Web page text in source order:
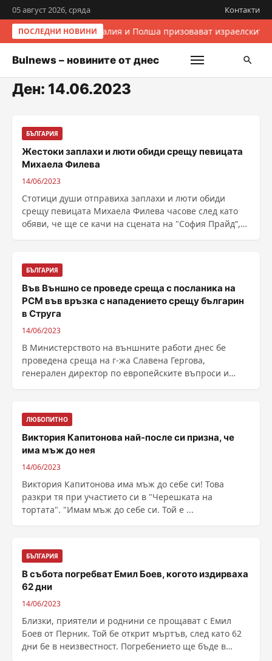
05 август 2026, сряда Контакти
ПОСЛЕДНИ НОВИНИИталия и Полша призовават
Bulnews – новините от днес
Ден: 14.06.2023
БЪЛГАРИЯ
Жестоки заплахи и люти обиди срещу певицата
Михаела Филева
14/06/2023
Стотици души отправиха заплахи и люти обиди
срещу певицата Михаела Филева часове след като
обяви, че ще се качи на сцената на "София Прайд“,
БЪЛГАРИЯ
Във Външно се проведе среща с посланика на
РСМ във връзка с нападението срещу българин
в Струга
14/06/2023
В Министерството на външните работи днес бе
проведена среща на г-жа Славена Гергова,
генерален директор по европейските въпроси и
ЛЮБОПИТНО
Виктория Капитонова най-после си призна, че
има мъж до нея
14/06/2023
Виктория Капитонова има мъж до себе си! Това
разкри тя при участието си в "Черешката на
тортата". "Имам мъж до себе си. Той е ...
БЪЛГАРИЯ
В събота погребват Емил Боев, когото издирваха
62 дни
14/06/2023
Близки, приятели и роднини се прощават с Емил
Боев от Перник. Той бе открит мъртъв, след като 62
дни бе в неизвестност. Погребението ще бъде в